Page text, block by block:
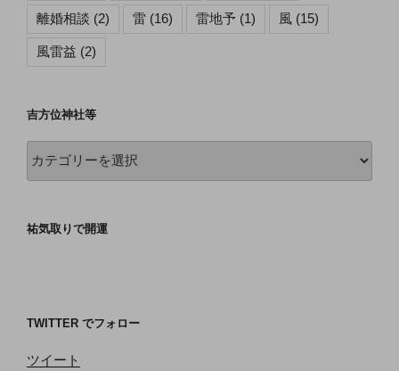
離婚相談 (2) 雷 (16) 雷地予 (1) 風 (15)
風雷益 (2)
吉方位神社等
社
祐気取りで開運
TWITTER でフォロー
ツイート